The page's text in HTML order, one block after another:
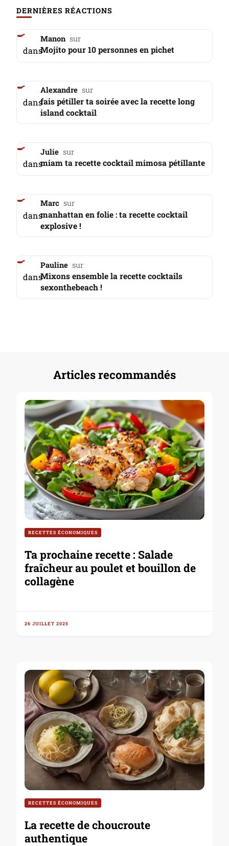
DERNIÈRES RÉACTIONS
Manon
dansMojito pour 10 personnes en pichet
Alexandre
dansfais pétiller ta soirée avec la recette long
island cocktail
Julie
dansmiam ta recette cocktail mimosa pétillante
Marc
dansmanhattan en folie : ta recette cocktail
explosive !
Pauline
dansMixons ensemble la recette cocktails
sexonthebeach !
Articles recommandés
RECETTES ÉCONOMIQUES
Ta prochaine recette : Salade
fraîcheur au poulet et bouillon de
collagène
26 JUILLET 2025
RECETTES ÉCONOMIQUES
La recette de choucroute
authentique